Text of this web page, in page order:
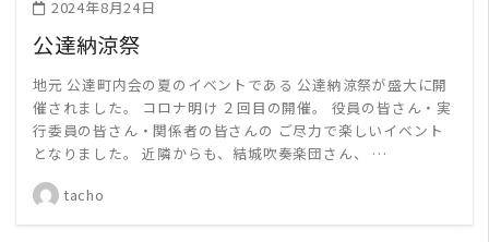
2024年8月24日
公達納涼祭
地元 公達町内会の夏のイベントである 公達納涼祭が盛大に開
催されました。 コロナ明け ２回目の開催。 役員の皆さん・実
行委員の皆さん・関係者の皆さんの ご尽力で楽しいイベント
となりました。 近隣からも、結城吹奏楽団さん、 …
tacho